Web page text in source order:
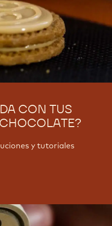
n
t
s
i
a
n
t
s
CON TUS
y tutoriales